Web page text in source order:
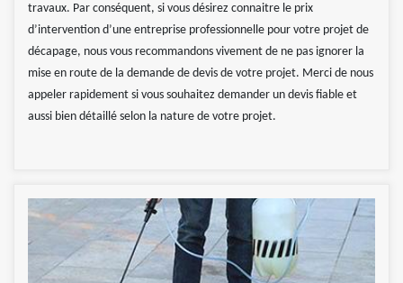
travaux. Par conséquent, si vous désirez connaitre le prix
d’intervention d’une entreprise professionnelle pour votre projet de
décapage, nous vous recommandons vivement de ne pas ignorer la
mise en route de la demande de devis de votre projet. Merci de nous
appeler rapidement si vous souhaitez demander un devis fiable et
aussi bien détaillé selon la nature de votre projet.